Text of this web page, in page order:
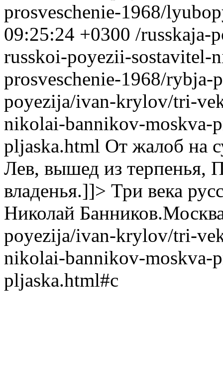
prosveschenie-1968/
09:25:24 +0300 /russkaja-
russkoi-poyezii-sostavitel-
prosveschenie-1968/rybja-
poyezija/ivan-krylov/tri-
nikolai-bannikov-moskva-
pljaska.html От жалоб на
Лев, вышед из терпенья,
владенья.]]> Три века
Николай
poyezija/ivan-krylov/tri-
nikolai-bannikov-moskva-
pljaska.html#c